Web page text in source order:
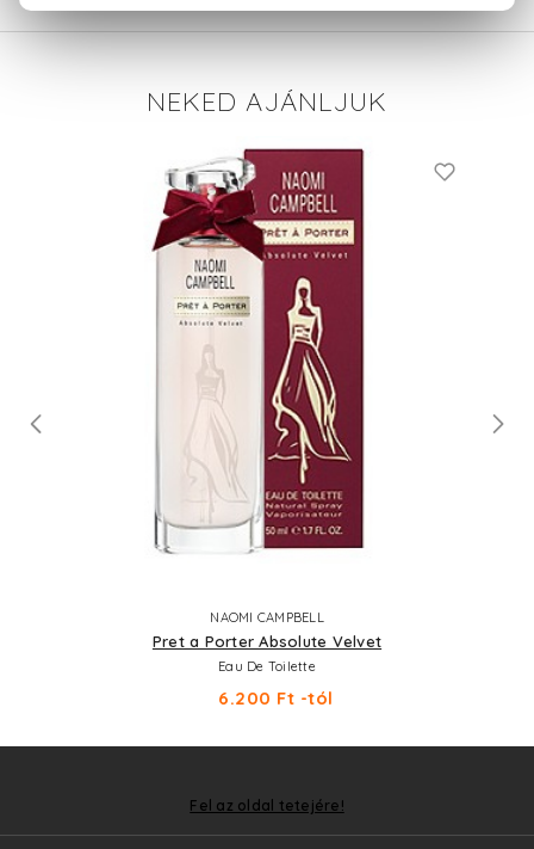
NEKED AJÁNLJUK
NAOMI CAMPBELL
Pret a Porter Absolute Velvet
Eau De Toilette
6.200 Ft -tól
Fel az oldal tetejére!